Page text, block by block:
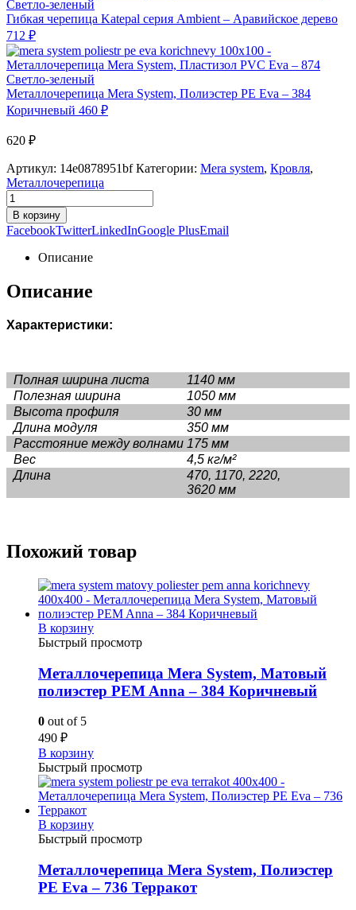
Гибкая черепица Katepal серия Ambient – Аравийское дерево
712 ₽
Металлочерепица Mera System, Полиэстер PE Eva – 384
Коричневый 460 ₽
620 ₽
Артикул: 14e0878951bf Категории: Mera system, Кровля,
Металлочерепица
В корзину
FacebookTwitterLinkedInGoogle PlusEmail
Описание
Описание
Характеристики:
Полная ширина листа
1140 мм
Полезная ширина
1050 мм
Высота профиля
30 мм
Длина модуля
350 мм
Расстояние между волнами 175 мм
Вес
4,5 кг/м²
Длина
470, 1170, 2220,
3620 мм
Похожий товар
В корзину
Быстрый просмотр
Металлочерепица Mera System, Матовый
полиэстер PEM Anna – 384 Коричневый
0 out of 5
490 ₽
В корзину
Быстрый просмотр
В корзину
Быстрый просмотр
Металлочерепица Mera System, Полиэстер
PE Eva – 736 Терракот